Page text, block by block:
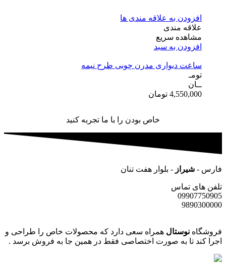
افزودن به علاقه مندی ها
علاقه مندی
مشاهده سریع
افزودن به سبد
ساعت دیواری مدرن چوبی طرح نیمه
تومـ
ــان
4,550,000 تومان
خاص بودن را با ما تجربه کنید
فارس - شیراز - بلوار هفت تنان
تلفن های تماس
09907750905
9890300000
فروشگاه نوستال همراه سعی دارد که محصولات خاص را طراحی و
اجرا کند تا به صورت اختصاصی فقط در همین جا به فروش برسد .